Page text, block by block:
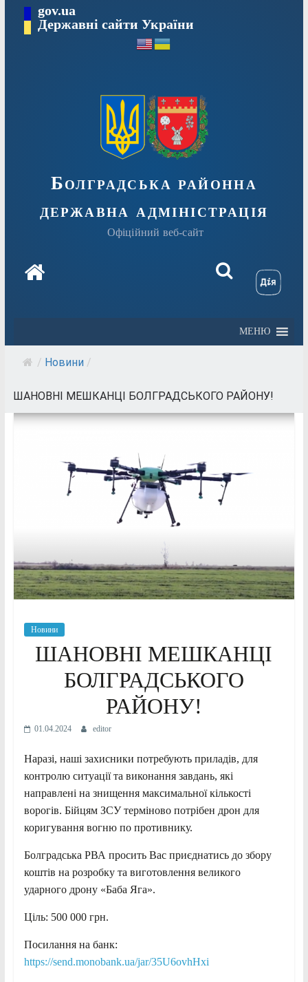
Перейтиgov.ua
Державні сайти України
Болградська районна
державна адміністрація
Офіційний веб-сайт
МЕНЮ
/ Новини /
ШАНОВНІ МЕШКАНЦІ БОЛГРАДСЬКОГО РАЙОНУ!
Новини
ШАНОВНІ МЕШКАНЦІ
БОЛГРАДСЬКОГО
РАЙОНУ!
01.04.2024 editor
Наразі, наші захисники потребують приладів, для
контролю ситуації та виконання завдань, які
направлені на знищення максимальної кількості
ворогів. Бійцям ЗСУ терміново потрібен дрон для
коригування вогню по противнику.
Болградська РВА просить Вас приєднатись до збору
коштів на розробку та виготовлення великого
ударного дрону «Баба Яга».
Ціль: 500 000 грн.
Посилання на банк:
https://send.monobank.ua/jar/35U6ovhHxi